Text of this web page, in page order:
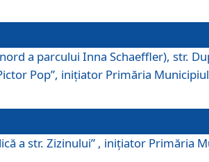
a parcului Inna Schaeffler), str.
Pop”, iniţiator Primăria
a str. Zizinului” , iniţiator Primăria